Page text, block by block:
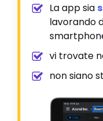
La app sia
lavorando
vi trovate
non siano